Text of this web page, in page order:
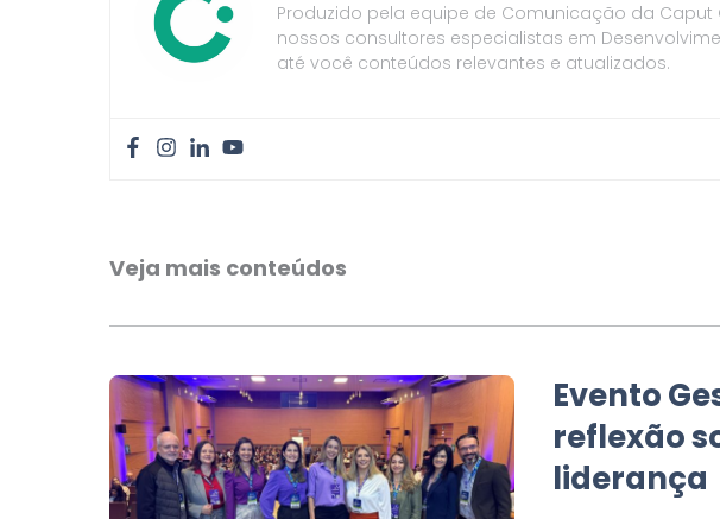
Produzido pela equipe de Comunicação da
nossos consultores especialistas em
até você conteúdos relevantes e atualizados.
Veja mais conteúdos
Evento
reflexão
liderança